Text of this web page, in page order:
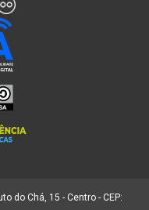
do Chá, 15 - Centro - CEP: